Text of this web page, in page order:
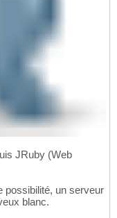
JRuby (Web
possibilité, un serveur
blanc.